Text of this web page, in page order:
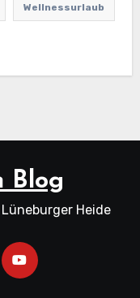
Wellnessurlaub
Blog
Heide